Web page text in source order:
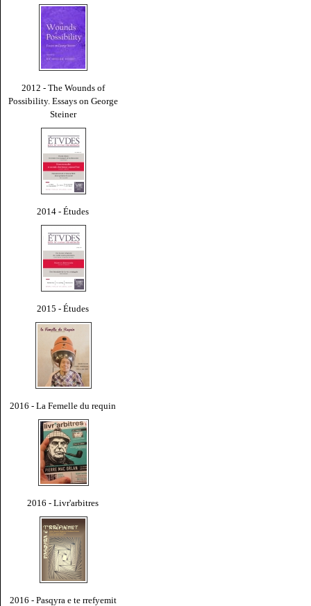
2012 - The Wounds of
Possibility. Essays on George
Steiner
2014 - Études
2015 - Études
2016 - La Femelle du requin
2016 - Livr'arbitres
2016 - Pasqyra e te rrefyemit